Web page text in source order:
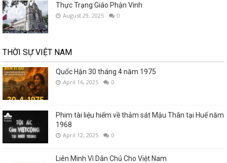
Thực Trạng Giáo Phận Vinh
August 29, 2025 0
THỜI SỰ VIỆT NAM
Quốc Hận 30 tháng 4 năm 1975
April 16, 2025 0
Phim tài liệu hiếm về thảm sát Mậu Thân tại Huế năm
1968
April 12, 2025 0
Liên Minh Vì Dân Chủ Cho Việt Nam